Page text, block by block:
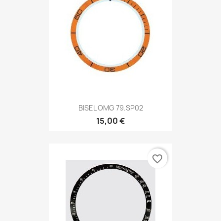
BISEL OMG 79.SP02
15,00 €
favorite_border